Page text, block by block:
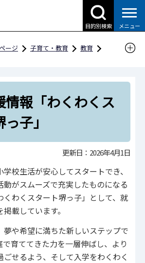
目的別検索 メニュー
ージ 子育て・教育
教育
架け橋プログラム
情報「わくわくスタート堺っ子」
情報「わくわくス
子」
更新日：2026年4月1日
校生活が安心してスタートでき、
動がスムーズで充実したものになる
くわくスタート堺っ子」として、就
載しています。
や希望に満ちた新しいステップで
で育ててきた力を一層伸ばし、より
ごせるよう、そして入学をわくわく